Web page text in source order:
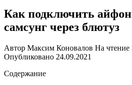
Как подключить айфон
самсунг через блютуз
Автор Максим Коновалов На чтение
Опубликовано 24.09.2021
Содержание